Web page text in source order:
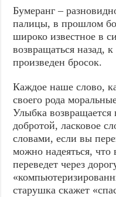
Бумеранг –
палицы, в прошлом
широко известное в
возвращаться назад,
произведен бросок.
Каждое наше слово,
своего рода
Улыбка
добротой, ласковое
словами, если вы
можно надеяться, что
переведет через
старушка скажет